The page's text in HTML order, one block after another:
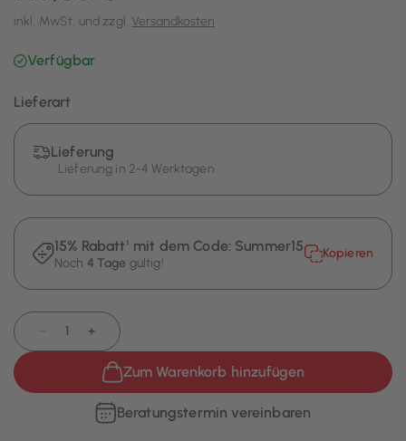
inkl. MwSt. und zzgl. Versandkosten
Verfügbar
Lieferart
Lieferung
Lieferung in 2-4 Werktagen
15% Rabatt¹ mit dem Code: Summer15
Noch 4 Tage gültig!
Kopieren
+
Zum Warenkorb hinzufügen
Beratungstermin vereinbaren